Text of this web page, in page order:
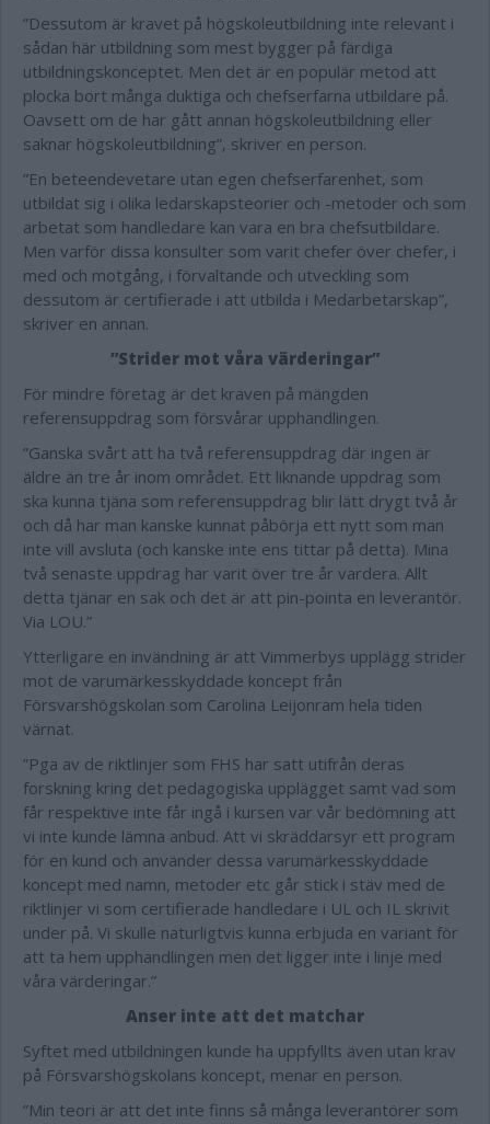
”Dessutom är kravet på högskoleutbildning inte relevant i
sådan här utbildning som mest bygger på färdiga
utbildningskonceptet. Men det är en populär metod att
plocka bort många duktiga och chefserfarna utbildare på.
Oavsett om de har gått annan högskoleutbildning eller
saknar högskoleutbildning”, skriver en person.
”En beteendevetare utan egen chefserfarenhet, som
utbildat sig i olika ledarskapsteorier och -metoder och som
arbetat som handledare kan vara en bra chefsutbildare.
Men varför dissa konsulter som varit chefer över chefer, i
med och motgång, i förvaltande och utveckling som
dessutom är certifierade i att utbilda i Medarbetarskap”,
skriver en annan.
”Strider mot våra värderingar”
För mindre företag är det kraven på mängden
referensuppdrag som försvårar upphandlingen.
”Ganska svårt att ha två referensuppdrag där ingen är
äldre än tre år inom området. Ett liknande uppdrag som
ska kunna tjäna som referensuppdrag blir lätt drygt två år
och då har man kanske kunnat påbörja ett nytt som man
inte vill avsluta (och kanske inte ens tittar på detta). Mina
två senaste uppdrag har varit över tre år vardera. Allt
detta tjänar en sak och det är att pin-pointa en leverantör.
Via LOU.”
Ytterligare en invändning är att Vimmerbys upplägg strider
mot de varumärkesskyddade koncept från
Försvarshögskolan som Carolina Leijonram hela tiden
värnat.
”Pga av de riktlinjer som FHS har satt utifrån deras
forskning kring det pedagogiska upplägget samt vad som
får respektive inte får ingå i kursen var vår bedömning att
vi inte kunde lämna anbud. Att vi skräddarsyr ett program
för en kund och använder dessa varumärkesskyddade
koncept med namn, metoder etc går stick i stäv med de
riktlinjer vi som certifierade handledare i UL och IL skrivit
under på. Vi skulle naturligtvis kunna erbjuda en variant för
att ta hem upphandlingen men det ligger inte i linje med
våra värderingar.”
Anser inte att det matchar
Syftet med utbildningen kunde ha uppfyllts även utan krav
på Försvarshögskolans koncept, menar en person.
”Min teori är att det inte finns så många leverantörer som